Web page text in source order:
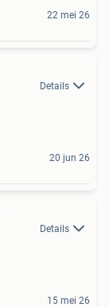
22 mei 26
Details
20 jun 26
Details
15 mei 26